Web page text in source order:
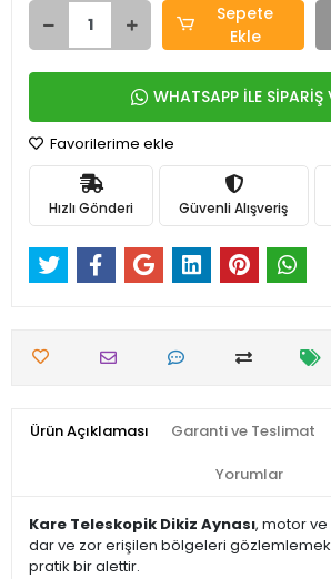
Sepete
Ekle
WHATSAPP İLE SİPARİŞ
Favorilerime ekle
Hızlı Gönderi Güvenli Alışveriş
Ürün Açıklaması Garanti ve Teslimat
Yorumlar
Kare Teleskopik Dikiz Aynası, motor ve
dar ve zor erişilen bölgeleri gözlemlemek
pratik bir alettir.